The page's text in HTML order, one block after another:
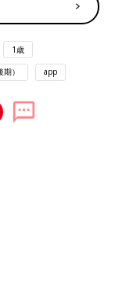
差ほど出費の波が
年齢差です。親が
つきやすい、き
いところ。
ゃん返りが激し
1歳
） app